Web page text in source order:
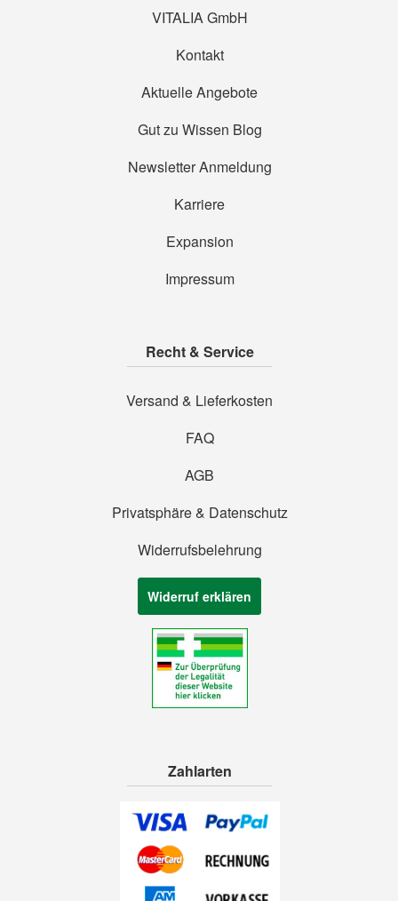
VITALIA GmbH
Kontakt
Aktuelle Angebote
Gut zu Wissen Blog
Newsletter Anmeldung
Karriere
Expansion
Impressum
Recht & Service
Versand & Lieferkosten
FAQ
AGB
Privatsphäre & Datenschutz
Widerrufsbelehrung
Widerruf erklären
Zahlarten